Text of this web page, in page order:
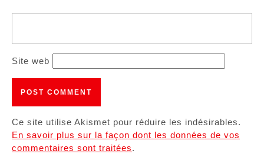
Site web
Ce site utilise Akismet pour réduire les indésirables.
En savoir plus sur la façon dont les données de vos
commentaires sont traitées.